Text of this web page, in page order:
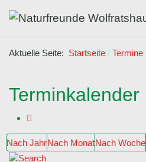
Aktuelle Seite: Startseite Termine
Terminkalender
Nach JahrNach MonatNach Woche